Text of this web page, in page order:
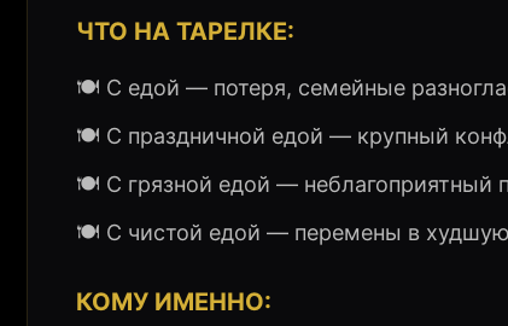
ЧТО НА ТАРЕЛКЕ:
🍽️ С едой — потеря, семейные
🍽️ С праздничной едой — крупный
🍽️ С грязной едой — неблагоприятный
🍽️ С чистой едой — перемены в худшую
КОМУ ИМЕННО: